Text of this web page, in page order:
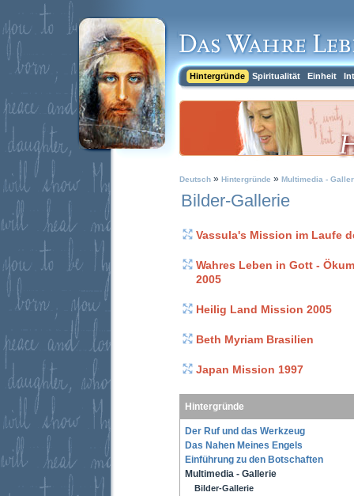
Hintergründe Spiritualität Einheit
Deutsch » Hintergründe » Multimedia -
Bilder-Gallerie
Vassula's Mission im Laufe
Wahres Leben in Gott -
2005
Heilig Land Mission 2005
Beth Myriam Brasilien
Japan Mission 1997
Hintergründe
Der Ruf und das Werkzeug
Das Nahen Meines Engels
Einführung zu den Botschaften
Multimedia - Gallerie
Bilder-Gallerie